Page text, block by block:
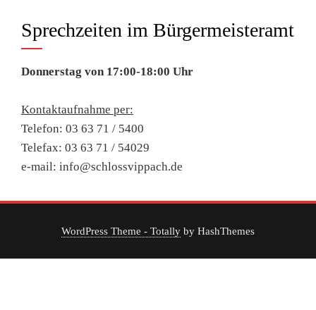
Sprechzeiten im Bürgermeisteramt
Donnerstag von 17:00-18:00 Uhr
Kontaktaufnahme per:
Telefon: 03 63 71 / 5400
Telefax: 03 63 71 / 54029
e-mail: info@schlossvippach.de
WordPress Theme - Totally by HashThemes